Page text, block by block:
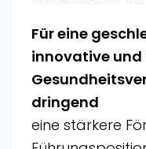
Für eine
innovative und
dringend
eine stärkere